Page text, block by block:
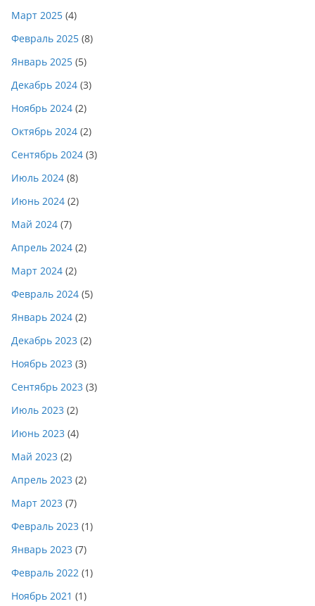
Март 2025 (4)
Февраль 2025 (8)
Январь 2025 (5)
Декабрь 2024 (3)
Ноябрь 2024 (2)
Октябрь 2024 (2)
Сентябрь 2024 (3)
Июль 2024 (8)
Июнь 2024 (2)
Май 2024 (7)
Апрель 2024 (2)
Март 2024 (2)
Февраль 2024 (5)
Январь 2024 (2)
Декабрь 2023 (2)
Ноябрь 2023 (3)
Сентябрь 2023 (3)
Июль 2023 (2)
Июнь 2023 (4)
Май 2023 (2)
Апрель 2023 (2)
Март 2023 (7)
Февраль 2023 (1)
Январь 2023 (7)
Февраль 2022 (1)
Ноябрь 2021 (1)